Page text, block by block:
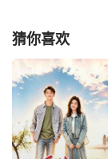
猜你喜欢